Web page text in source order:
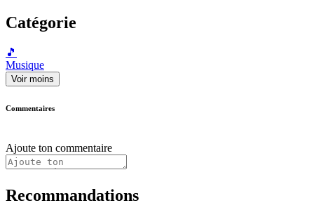
Catégorie
🎵
Musique
Voir moins
Commentaires
Ajoute ton commentaire
Recommandations